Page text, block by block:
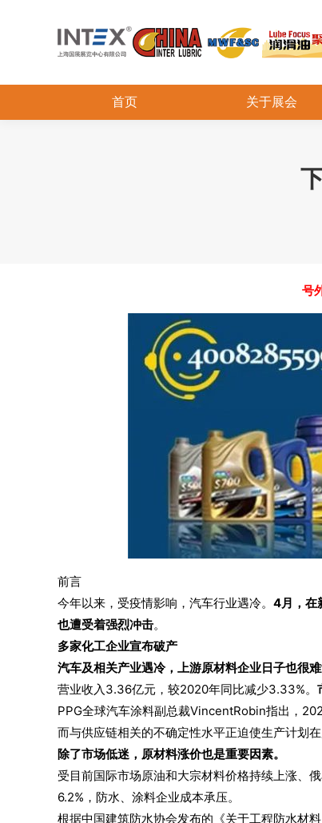
首页 关于展会
号
前言
今年以来，受疫情影响，汽车行业遇冷。 4月，在
也遭受着强烈冲击。
多家化工企业宣布破产
汽车及相关产业遇冷，上游原材料企业日子也很难
营业收入3.36亿元，较2020年同比减少3.33%。
PPG全球汽车涂料副总裁VincentRobin指出，
而与供应链相关的不确定性水平正迫使生产计划
除了市场低迷，原材料涨价也是重要因素。
受目前国际市场原油和大宗材料价格持续上涨、
6.2%，防水、涂料企业成本承压。
根据中国建筑防水协会发布的《关于工程防水材